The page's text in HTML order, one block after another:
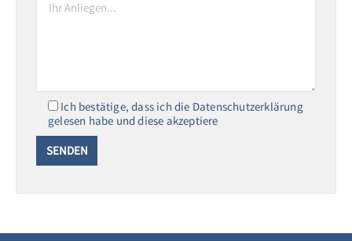
Ich bestätige, dass ich die Datenschutzerklärung
gelesen habe und diese akzeptiere